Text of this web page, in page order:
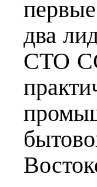
два
СТО